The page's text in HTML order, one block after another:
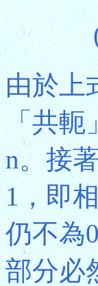
由於上
「共軛
n。接
1，即
仍不為
部分必